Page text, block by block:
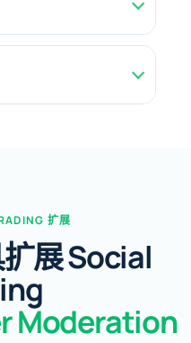
扩展
展 Social
Moderation